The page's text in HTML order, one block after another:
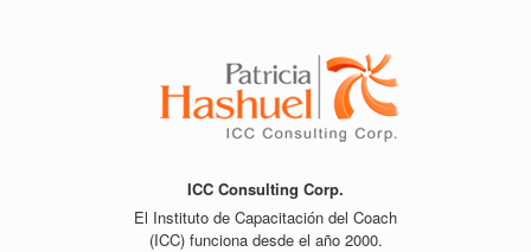
ICC Consulting Corp.
El Instituto de Capacitación del Coach
(ICC) funciona desde el año 2000.